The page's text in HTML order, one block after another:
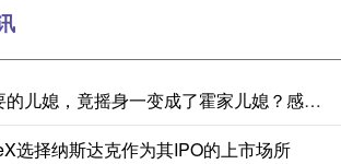
星富优配 成龙不要的儿媳，竟摇身一变成了霍家儿媳？感到意外的何止他一人
选择纳斯达克作为其IPO的上市场所